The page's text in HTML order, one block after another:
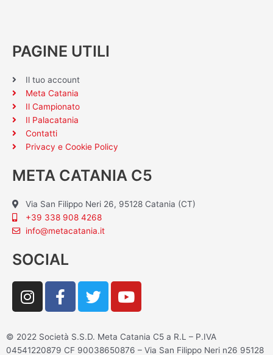
PAGINE UTILI
Il tuo account
Meta Catania
Il Campionato
Il Palacatania
Contatti
Privacy e Cookie Policy
META CATANIA C5
Via San Filippo Neri 26, 95128 Catania (CT)
+39 338 908 4268
info@metacatania.it
SOCIAL
I
n
t
a
F
a
e
b
T
w
t
t
Y
o
t
u
© 2022 Società S.S.D. Meta Catania C5 a R.L – P.IVA
04541220879 CF 90038650876 – Via San Filippo Neri n26 95128